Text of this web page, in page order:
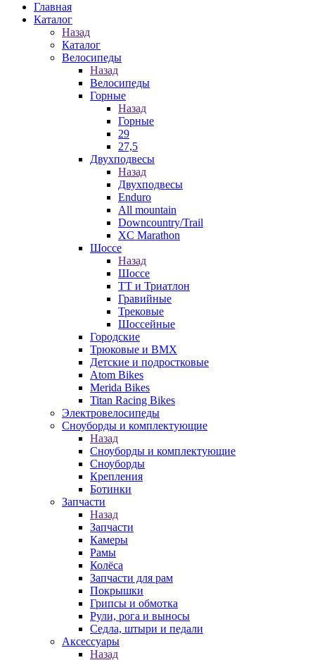
Главная
Каталог
Назад
Каталог
Велосипеды
Назад
Велосипеды
Горные
Назад
Горные
29
27,5
Двухподвесы
Назад
Двухподвесы
Enduro
All mountain
Downcountry/Trail
XC Marathon
Шоссе
Назад
Шоссе
ТТ и Триатлон
Гравийные
Трековые
Шоссейные
Городские
Трюковые и BMX
Детские и подростковые
Atom Bikes
Merida Bikes
Titan Racing Bikes
Электровелосипеды
Cноуборды и комплектующие
Назад
Cноуборды и комплектующие
Сноуборды
Крепления
Ботинки
Запчасти
Назад
Запчасти
Камеры
Рамы
Колёса
Запчасти для рам
Покрышки
Грипсы и обмотка
Рули, рога и выносы
Седла, штыри и педали
Аксессуары
Назад